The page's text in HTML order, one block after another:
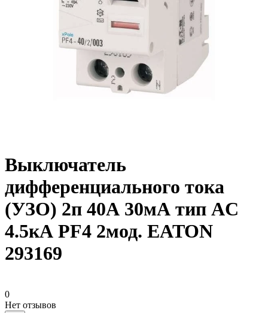
Выключатель
дифференциального тока
(УЗО) 2п 40А 30мА тип AC
4.5кА PF4 2мод. EATON
293169
0
Нет отзывов